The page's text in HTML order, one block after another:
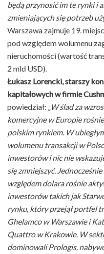
będą przynosić im te rynki i
zmieniających się potrzeb
Warszawa zajmuje 19.
pod względem wolumenu
nieruchomości (wartość
2 mld USD).
Łukasz Lorencki, starszy
kapitałowych w firmie
powiedział:
„W ślad za
komercyjne w Europie
polskim rynkiem. W
wolumenu transakcji w
inwestorów i nic nie
się zmniejszyć.
względem dolara rośnie
inwestorów takich jak
rynku, który przejął portfel
Ghelamco w Warszawie i
Quattro w Krakowie. W
dominowali Prologis,